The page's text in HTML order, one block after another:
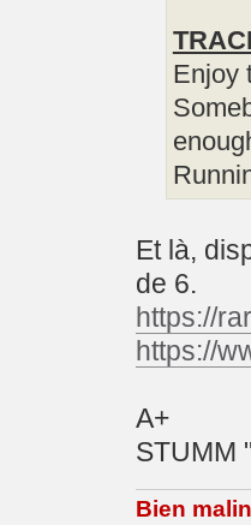
Enjoy
Et là,
de 6.
https://
https://
A+
STUMM
Bien